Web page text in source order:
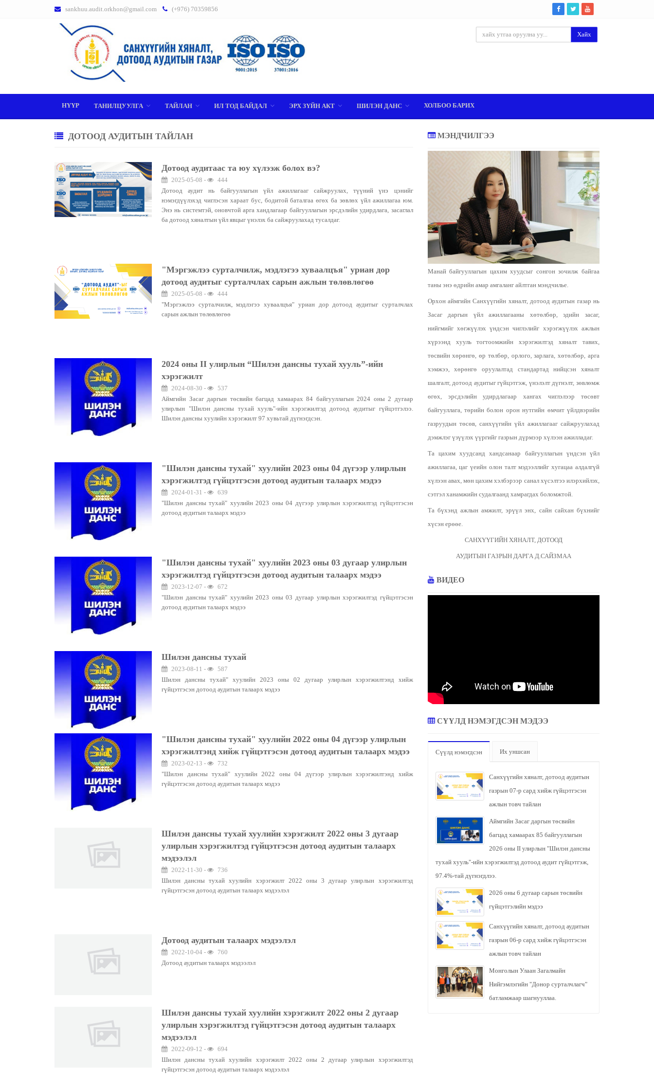
sankhuu.audit.orkhon@gmail.com (+976) 70359856
Хайх
НҮҮР ТАНИЛЦУУЛГА ТАЙЛАН ИЛ ТОД БАЙДАЛ ЭРХ ЗҮЙН АКТ ШИЛЭН ДАНС ХОЛБОО БАРИХ
ДОТООД АУДИТЫН ТАЙЛАН
Дотоод аудитаас та юу хүлээж болох вэ?
2025-05-08 -
444
Дотоод аудит нь байгууллагын үйл ажиллагааг сайжруулах, түүний үнэ цэнийг
нэмэгдүүлэхэд чиглэсэн хараат бус, бодитой баталгаа өгөх ба зөвлөх үйл ажиллагаа юм.
Энэ нь системтэй, оновчтой арга хандлагаар байгууллагын эрсдэлийн удирдлага, засаглал
ба дотоод хяналтын үйл явцыг үнэлэх ба сайжруулахад тусалдаг.
"Мэргэжлээ сурталчилж, мэдлэгээ хуваалцъя" уриан дор
дотоод аудитыг сурталчлах сарын ажлын төлөвлөгөө
2025-05-08 -
444
"Мэргэжлээ сурталчилж, мэдлэгээ хуваалцъя" уриан дор дотоод аудитыг сурталчлах
сарын ажлын төлөвлөгөө
2024 оны II улирлын “Шилэн дансны тухай хууль”-ийн
хэрэгжилт
2024-08-30 -
537
Аймгийн Засаг даргын төсвийн багцад хамаарах 84 байгууллагын 2024 оны 2 дугаар
улирлын "Шилэн дансны тухай хууль"-ийн хэрэгжилтэд дотоод аудитыг гүйцэтгэлээ.
Шилэн дансны хуулийн хэрэгжилт 97 хувьтай дүгнэгдсэн.
"Шилэн дансны тухай" хуулийн 2023 оны 04 дүгээр улирлын
хэрэгжилтэд гүйцэтгэсэн дотоод аудитын талаарх мэдээ
2024-01-31 -
639
"Шилэн дансны тухай" хуулийн 2023 оны 04 дүгээр улирлын хэрэгжилтэд гүйцэтгэсэн
дотоод аудитын талаарх мэдээ
"Шилэн дансны тухай" хуулийн 2023 оны 03 дугаар улирлын
хэрэгжилтэд гүйцэтгэсэн дотоод аудитын талаарх мэдээ
2023-12-07 -
672
"Шилэн дансны тухай" хуулийн 2023 оны 03 дугаар улирлын хэрэгжилтэд гүйцэтгэсэн
дотоод аудитын талаарх мэдээ
Шилэн дансны тухай
2023-08-11 -
587
Шилэн дансны тухай" хуулийн 2023 оны 02 дугаар улирлын хэрэгжилтэнд хийж
гүйцэтгэсэн дотоод аудитын талаарх мэдээ
"Шилэн дансны тухай" хуулийн 2022 оны 04 дүгээр улирлын
хэрэгжилтэнд хийж гүйцэтгэсэн дотоод аудитын талаарх мэдээ
2023-02-13 -
732
"Шилэн дансны тухай" хуулийн 2022 оны 04 дүгээр улирлын хэрэгжилтэнд хийж
гүйцэтгэсэн дотоод аудитын талаарх мэдээ
Шилэн дансны тухай хуулийн хэрэгжилт 2022 оны 3 дугаар
улирлын хэрэгжилтэд гүйцэтгэсэн дотоод аудитын талаарх
мэдээлэл
2022-11-30 -
736
Шилэн дансны тухай хуулийн хэрэгжилт 2022 оны 3 дугаар улирлын хэрэгжилтэд
гүйцэтгэсэн дотоод аудитын талаарх мэдээлэл
Дотоод аудитын талаарх мэдээлэл
2022-10-04 -
760
Дотоод аудитын талаарх мэдээлэл
Шилэн дансны тухай хуулийн хэрэгжилт 2022 оны 2 дугаар
улирлын хэрэгжилтэд гүйцэтгэсэн дотоод аудитын талаарх
мэдээлэл
2022-09-12 -
694
Шилэн дансны тухай хуулийн хэрэгжилт 2022 оны 2 дугаар улирлын хэрэгжилтэд
гүйцэтгэсэн дотоод аудитын талаарх мэдээлэл
МЭНДЧИЛГЭЭ
Манай байгууллагын цахим хуудсыг сонгон зочилж байгаа
таны энэ өдрийн амар амгаланг айлтган мэндчилье.
Орхон аймгийн Санхүүгийн хяналт, дотоод аудитын газар нь
Засаг даргын үйл ажиллагааны хөтөлбөр, эдийн засаг,
нийгмийг хөгжүүлэх үндсэн чиглэлийг хэрэгжүүлэх ажлын
хүрээнд хууль тогтоомжийн хэрэгжилтэд хяналт тавих,
төсвийн хөрөнгө, өр төлбөр, орлого, зарлага, хөтөлбөр, арга
хэмжээ, хөрөнгө оруулалтад стандартад нийцсэн хяналт
шалгалт, дотоод аудитыг гүйцэтгэж, үнэлэлт дүгнэлт, зөвлөмж
өгөх, эрсдэлийн удирдлагаар хангах чиглэлээр төсөвт
байгууллага, төрийн болон орон нутгийн өмчит үйлдвэрийн
газруудын төсөв, санхүүгийн үйл ажиллагааг сайжруулахад
дэмжлэг үзүүлэх үүргийг газрын дүрмээр хүлээн ажилладаг.
Та цахим хуудсанд хандсанаар байгууллагын үндсэн үйл
ажиллагаа, цаг үеийн олон талт мэдээллийг хугацаа алдалгүй
хүлээн авах, мөн цахим хэлбэрээр санал хүсэлтээ илэрхийлэх,
сэтгэл ханамжийн судалгаанд хамрагдах боломжтой.
Та бүхэнд ажлын амжилт, эрүүл энх, сайн сайхан бүхнийг
хүсэн ерөөе.
САНХҮҮГИЙН ХЯНАЛТ, ДОТООД
АУДИТЫН ГАЗРЫН ДАРГА Д.САЙЗМАА
ВИДЕО
СҮҮЛД НЭМЭГДСЭН МЭДЭЭ
Сүүлд нэмэгдсэн Их уншсан
Санхүүгийн хяналт, дотоод аудитын
газрын 07-р сард хийж гүйцэтгэсэн
ажлын товч тайлан
Аймгийн Засаг даргын төсвийн
багцад хамаарах 85 байгууллагын
2026 оны II улирлын "Шилэн дансны
тухай хууль"-ийн хэрэгжилтэд дотоод аудит гүйцэтгэж,
97.4%-тай дүгнэгдлээ.
2026 оны 6 дугаар сарын төсвийн
гүйцэтгэлийн мэдээ
Санхүүгийн хяналт, дотоод аудитын
газрын 06-р сард хийж гүйцэтгэсэн
ажлын товч тайлан
Монголын Улаан Загалмайн
Нийгэмлэгийн "Донор сурталчлагч"
батламжаар шагнууллаа.